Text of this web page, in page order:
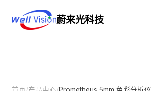
蔚来光科技